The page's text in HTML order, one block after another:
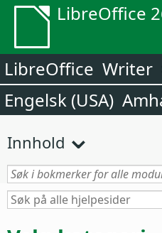
LibreOffice
LibreOffice Writer
Engelsk (USA)
Innhold